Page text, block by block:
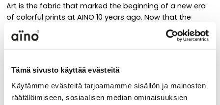
Tämä sivusto käyttää evästeitä
Käytämme evästeitä tarjoamamme sisällön ja mainosten
räätälöimiseen, sosiaalisen median ominaisuuksien
Art is the fabric that marked the beginning of a new era
of colorful prints at AINO 10 years ago. Now that the
brand has already reached its 30th anniversary, we
decided to bring this joyful and colorful pattern back into
the collection to celebrate.
Material